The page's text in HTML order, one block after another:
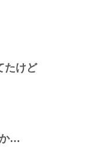
たけど
…